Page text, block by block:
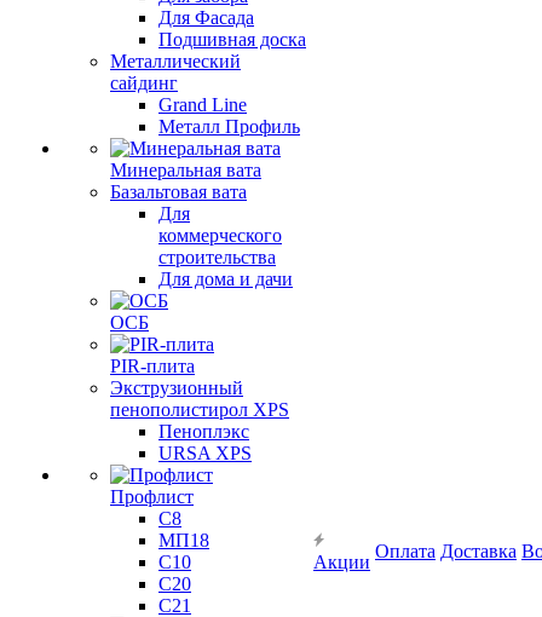
Для Фасада
Подшивная доска
Металлический
сайдинг
Grand Line
Металл Профиль
Минеральная вата
Базальтовая вата
Для
коммерческого
строительства
Для дома и дачи
ОСБ
PIR-плита
Экструзионный
пенополистирол XPS
Пеноплэкс
URSA XPS
Профлист
С8
МП18
С10
С20
С21
Акции
Оплата Доставка